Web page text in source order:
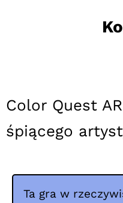
Color Quest
śpiącego
Ta gra w